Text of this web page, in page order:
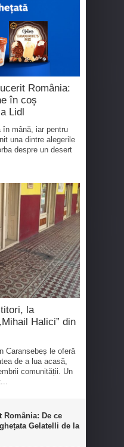
România:
în coș
Lidl
în mână, iar pentru
una dintre alegerile
despre un desert
la
Halici” din
Caransebeș le oferă
de a lua acasă,
comunității. Un
România: De ce
Gelatelli de la